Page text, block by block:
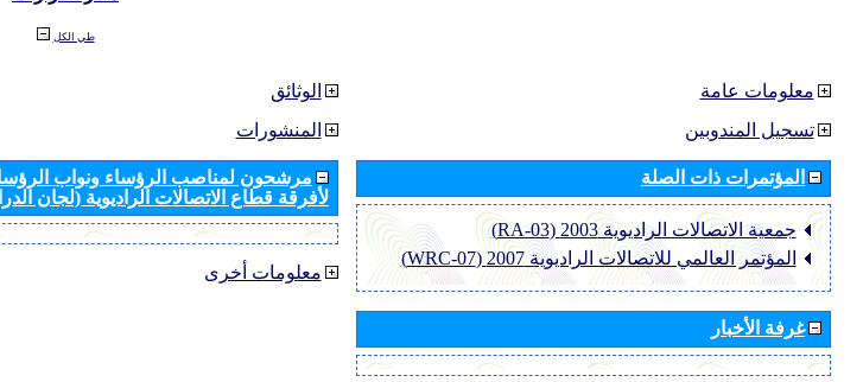
طي الكل
الوثائق
المنشورات
مرشحون لمناصب الرؤساء ونواب
لأفرقة قطاع الاتصالات الراديوية (لجان
معلومات أخرى
معلومات عامة
تسجيل المندوبين
المؤتمرات ذات الصلة
جمعية الاتصالات الراديوية 2003 (RA-03)
المؤتمر العالمي للاتصالات الراديوية 2007 (WRC-07)
غرفة الأخبار